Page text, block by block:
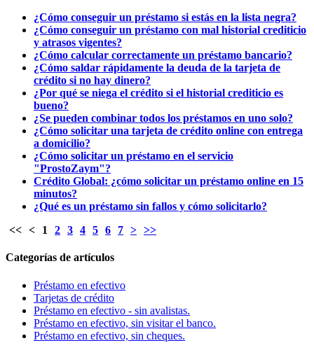
¿Cómo conseguir un préstamo si estás en la lista negra?
¿Cómo conseguir un préstamo con mal historial crediticio
y atrasos vigentes?
¿Cómo calcular correctamente un préstamo bancario?
¿Cómo saldar rápidamente la deuda de la tarjeta de
crédito si no hay dinero?
¿Por qué se niega el crédito si el historial crediticio es
bueno?
¿Se pueden combinar todos los préstamos en uno solo?
¿Cómo solicitar una tarjeta de crédito online con entrega
a domicilio?
¿Cómo solicitar un préstamo en el servicio
"ProstoZaym"?
Crédito Global: ¿cómo solicitar un préstamo online en 15
minutos?
¿Qué es un préstamo sin fallos y cómo solicitarlo?
<< < 1 2 3 4 5 6 7 > >>
Categorías de artículos
Préstamo en efectivo
Tarjetas de crédito
Préstamo en efectivo - sin avalistas.
Préstamo en efectivo, sin visitar el banco.
Préstamo en efectivo, sin cheques.